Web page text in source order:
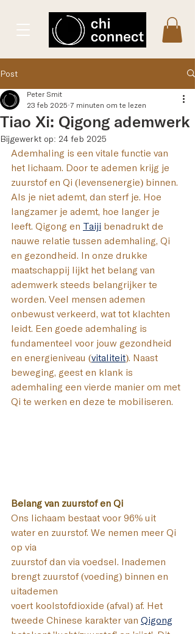
Post
Tiao Xi: Qigong ademwerk
Peter Smit
23 feb 2025 7 minuten om te lezen
Bijgewerkt op: 24 feb 2025
Ademhaling is een vitale functie van
het lichaam. Door te ademen krijg je
zuurstof en Qi (levensenergie) binnen.
Als je niet ademt, dan sterf je. Hoe
langzamer je ademt, hoe langer je
leeft. Qigong en Taiji benadrukt de
nauwe relatie tussen ademhaling, Qi
en gezondheid. In onze drukke
maatschappij lijkt het belang van
ademwerk steeds belangrijker te
worden. Veel mensen ademen
onbewust verkeerd, wat tot klachten
leidt. Een goede ademhaling is
fundamenteel voor jouw gezondheid
en energieniveau (vitaliteit). Naast
beweging, geest en klank is
ademhaling een vierde manier om met
Qi te werken en deze te mobiliseren.
Belang van zuurstof en Qi
Ons lichaam bestaat voor 96% uit
water en zuurstof. We nemen meer Qi
op via
zuurstof dan via voedsel. Inademen
brengt zuurstof (voeding) binnen en
uitademen
voert koolstofdioxide (afval) af. Het
tweede Chinese karakter van Qigong